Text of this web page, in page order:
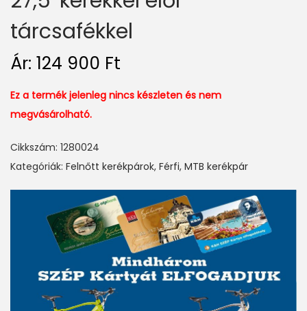
tárcsafékkel
Ár: 124 900 Ft
Ez a termék jelenleg nincs készleten és nem
megvásárolható.
Cikkszám: 1280024
Kategóriák: Felnőtt kerékpárok, Férfi, MTB kerékpár